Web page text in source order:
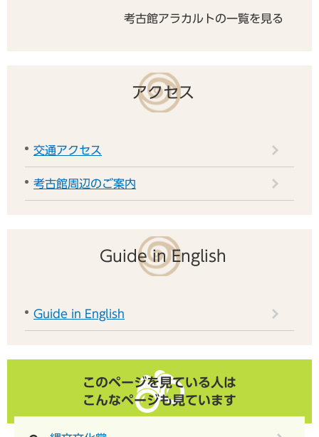
考古館アラカルトの一覧を見る
アクセス
交通アクセス
考古館周辺のご案内
Guide in English
Guide in English
このページを見ている人は
こんなページも見ています